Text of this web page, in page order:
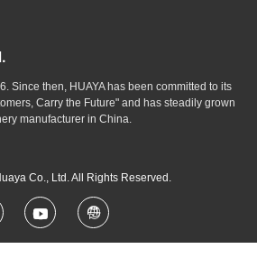
Since then, HUAYA has been committed to its
Carry the Future" and has steadily grown
manufacturer in China.
Co., Ltd. All Rights Reserved.
 